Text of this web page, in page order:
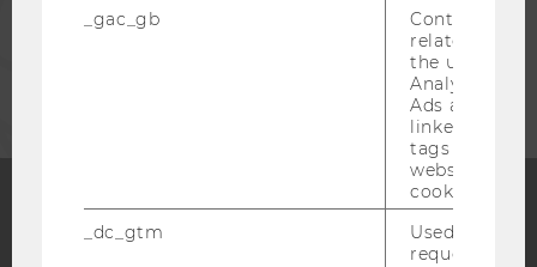
Blog
_gac_gb
Contains
related
the user. If
Analytics and
Ads accounts
linked, the
tags on the
website read
cookie.
_dc_gtm
Used to
request rate.